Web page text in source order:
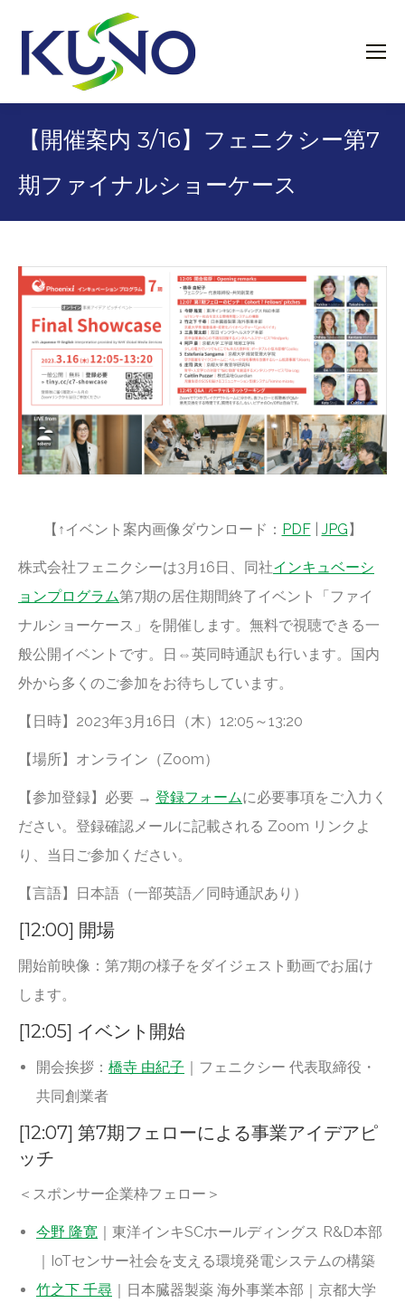
【開催案内 3/16】フェニクシー第7
期ファイナルショーケース
【↑イベント案内画像ダウンロード： PDF| JPG】
株式会社フェニクシーは3月16日、同社インキュベーシ
ョンプログラム第7期の居住期間終了イベント「ファイ
ナルショーケース」を開催します。無料で視聴できる一
般公開イベントです。日⇔英同時通訳も行います。国内
外から多くのご参加をお待ちしています。
【日時】2023年3月16日（木）12:05～13:20
【場所】オンライン（Zoom）
【参加登録】必要 → 登録フォームに必要事項をご入力く
ださい。登録確認メールに記載される Zoom リンクよ
り、当日ご参加ください。
【言語】日本語（一部英語／同時通訳あり）
[12:00] 開場
開始前映像：第7期の様子をダイジェスト動画でお届け
します。
[12:05] イベント開始
開会挨拶： 橋寺 由紀子 ｜フェニクシー 代表取締役・
共同創業者
[12:07] 第7期フェローによる事業アイデアピ
ッチ
＜スポンサー企業枠フェロー＞
今野 隆寛 ｜東洋インキSCホールディングス R&D本部
｜IoTセンサー社会を支える環境発電システムの構築
竹之下 千尋 ｜日本臓器製薬 海外事業本部｜京都大学